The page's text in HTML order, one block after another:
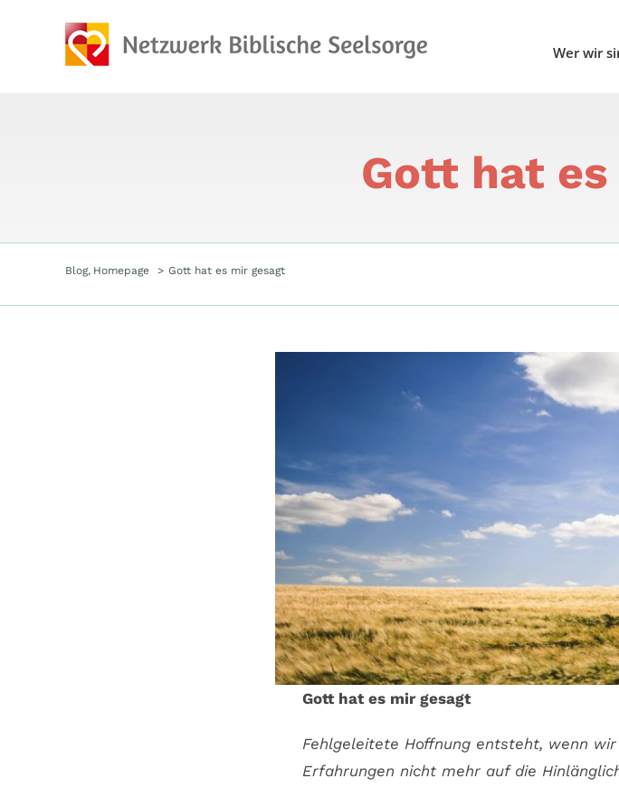
Wer wir
Gott hat
Blog Homepage Gott hat es mir gesagt
Gott hat es mir gesagt
Fehlgeleitete Hoffnung entsteht, wenn
Erfahrungen nicht mehr auf die